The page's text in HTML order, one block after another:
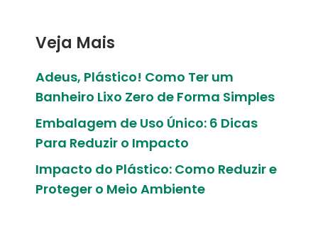
Veja Mais
Adeus, Plástico! Como Ter um
Banheiro Lixo Zero de Forma Simples
Embalagem de Uso Único: 6 Dicas
Para Reduzir o Impacto
Impacto do Plástico: Como Reduzir e
Proteger o Meio Ambiente